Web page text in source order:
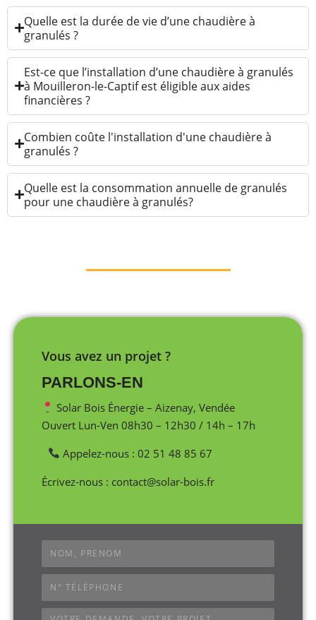
Quelle est la durée de vie d’une chaudière à
granulés ?
Est-ce que l’installation d’une chaudière à granulés
à Mouilleron-le-Captif est éligible aux aides
financières ?
Combien coûte l'installation d'une chaudière à
granulés ?
Quelle est la consommation annuelle de granulés
pour une chaudière à granulés?
Vous avez un projet ?
PARLONS-EN
Solar Bois Énergie – Aizenay, Vendée
Ouvert Lun-Ven 08h30 – 12h30 / 14h – 17h
Appelez-nous : 02 51 48 85 67
Écrivez-nous : contact@solar-bois.fr